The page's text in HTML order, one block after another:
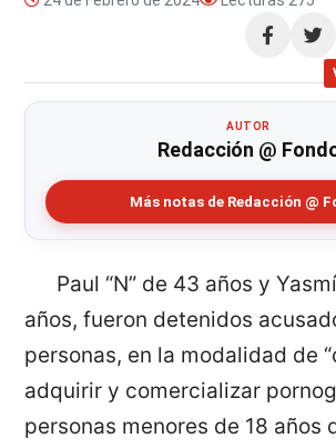
Compartir
AUTOR
Redacción @
Más notas de Redacción @
Paul “N” de 43 años y
años, fueron detenidos
personas, en la modalidad de
adquirir y comercializar
personas menores de 18 años